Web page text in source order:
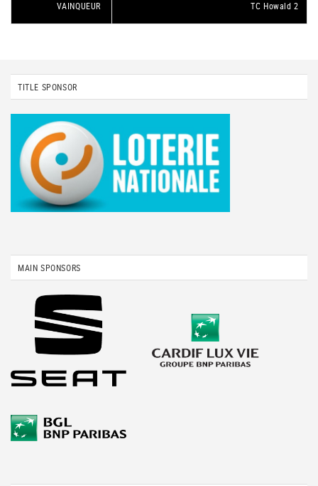
VAINQUEUR TC Howald 2
TITLE SPONSOR
MAIN SPONSORS